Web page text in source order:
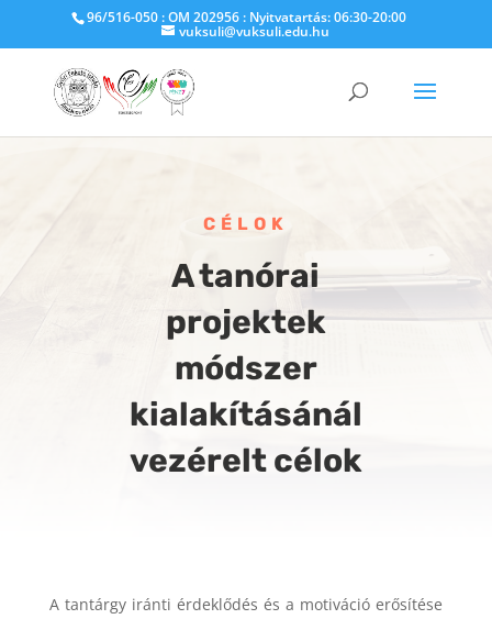
96/516-050 : OM 202956 : Nyitvatartás: 06:30-20:00
vuksuli@vuksuli.edu.hu
CÉLOK
A tanórai
projektek
módszer
kialakításánál
vezérelt célok
A tantárgy iránti érdeklődés és a motiváció erősítése